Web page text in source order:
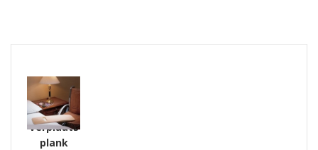
Verplaats
plank